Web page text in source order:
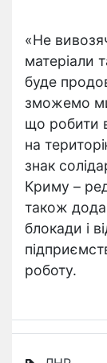
«Не
матеріали
буде
зможемо
що робити
на
знак
Криму –
також
блокади і
роботу.